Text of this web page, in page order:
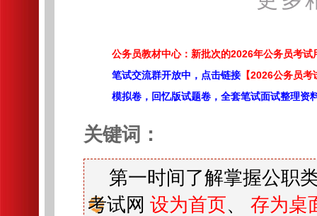
公务员教材中心：新批次的2026年公务员考试
笔试交流群开放中，点击链接 【2026公务员
模拟卷，回忆版试题卷，全套笔试面试整理资
关键词：
第一时间了解掌握公职
考试网 设为首页、 存为桌